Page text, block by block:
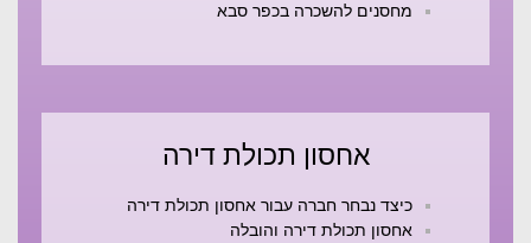
מחסנים להשכרה בכפר סבא
אחסון תכולת דירה
כיצד נבחר חברה עבור אחסון תכולת דירה
אחסון תכולת דירה והובלה